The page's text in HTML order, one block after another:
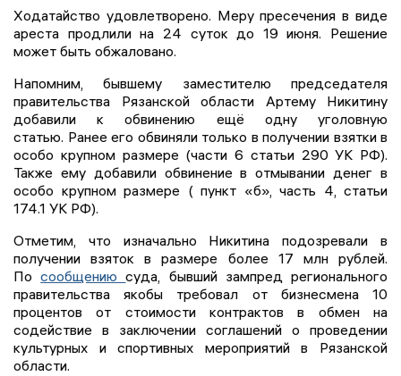
Ходатайство удовлетворено. Меру пресечения в виде
ареста продлили на 24 суток до 19 июня. Решение
может быть обжаловано.
Напомним, бывшему заместителю председателя
правительства Рязанской области Артему Никитину
добавили к обвинению ещё одну уголовную
статью. Ранее его обвиняли только в получении взятки в
особо крупном размере (части 6 статьи 290 УК РФ).
Также ему добавили обвинение в отмывании денег в
особо крупном размере ( пункт «б», часть 4, статьи
174.1 УК РФ).
Отметим, что изначально Никитина подозревали в
получении взяток в размере более 17 млн рублей.
Посообщениюсуда, бывший зампред регионального
правительства якобы требовал от бизнесмена 10
процентов от стоимости контрактов в обмен на
содействие в заключении соглашений о проведении
культурных и спортивных мероприятий в Рязанской
области.